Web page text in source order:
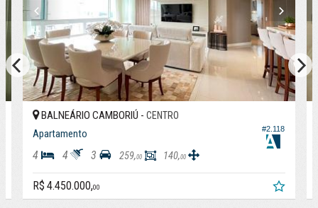
#2.118
BALNEÁRIO CAMBORIÚ -
3 2 1 127,00
R$ 1.500.000,